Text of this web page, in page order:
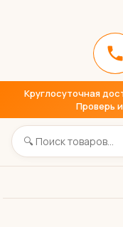
Круглосуточная
Проверь